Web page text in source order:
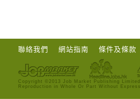
聯絡我們 網站指南 條件及條款
Copyright ©2013 Job Market Publishing
Reproduction in Whole Or Part Without